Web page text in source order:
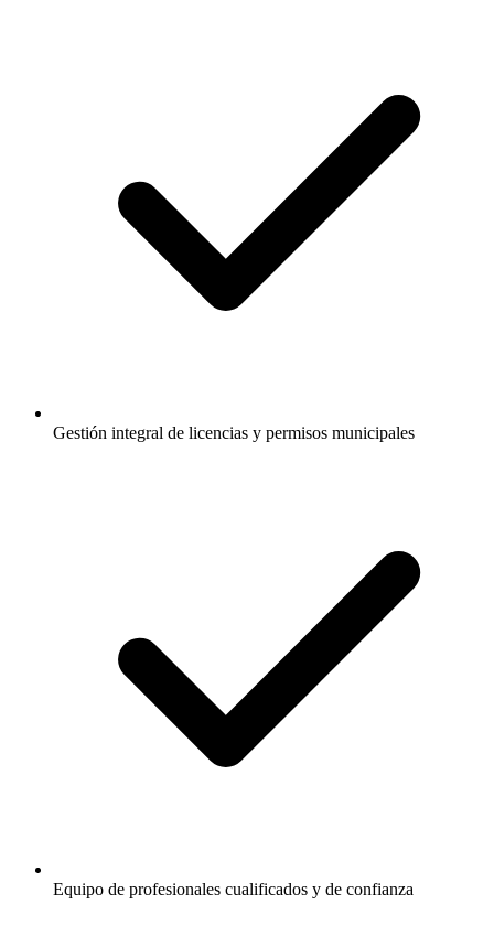
Gestión integral de licencias y permisos municipales
Equipo de profesionales cualificados y de confianza